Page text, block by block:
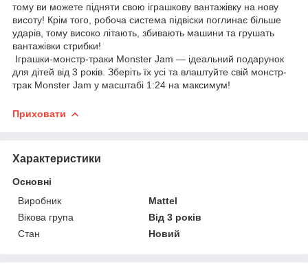
тому ви можете підняти свою іграшкову вантажівку на нову
висоту! Крім того, робоча система підвіски поглинає більше
ударів, тому високо літають, збивають машини та грушать
вантажівки стрибки!
Іграшки-монстр-траки Monster Jam — ідеальний подарунок
для дітей від 3 років. Зберіть їх усі та влаштуйте свій монстр-
трак Monster Jam у масштабі 1:24 на максимум!
Приховати
Характеристики
Основні
Виробник
Mattel
Вікова група
Від 3 років
Стан
Новий